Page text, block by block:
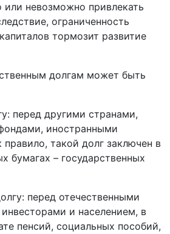
или невозможно привлекать
ограниченность
тормозит развитие
долгам может быть
перед другими странами,
иностранными
такой долг заключен в
бумагах – государственных
перед отечественными
и населением, в
пенсий, социальных пособий,